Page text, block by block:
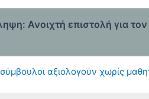
Ανοιχτή επιστολή για
αξιολογούν χωρίς